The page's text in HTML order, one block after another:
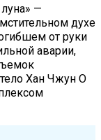
—
духе
от руки
аварии,
Хан Чжун О